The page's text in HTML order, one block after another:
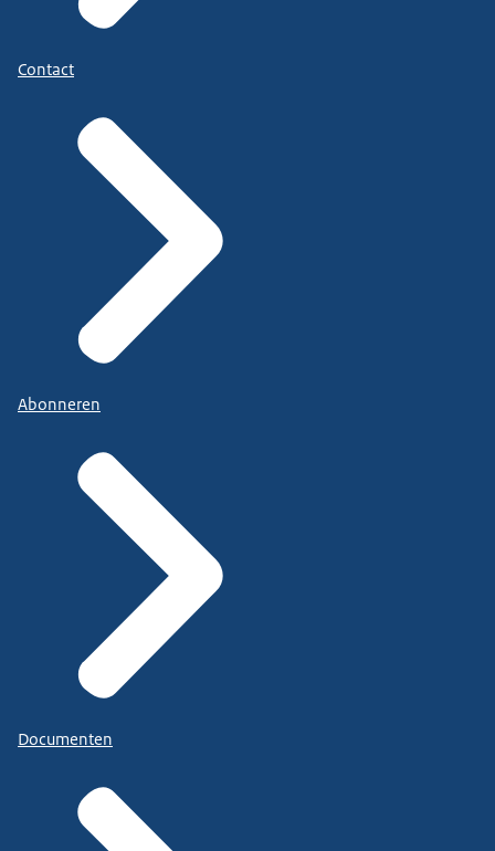
Contact
Abonneren
Documenten